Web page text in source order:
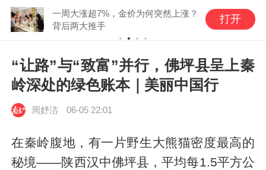
一周大涨超7%，金价为何突然上涨？
背后两大推手
打开
“让路”与“致富”并行，佛坪县呈上秦
岭深处的绿色账本｜美丽中国行
周妤洁 06-05 22:01
在秦岭腹地，有一片野生大熊猫密度最高的
秘境——陕西汉中佛坪县，平均每1.5平方公